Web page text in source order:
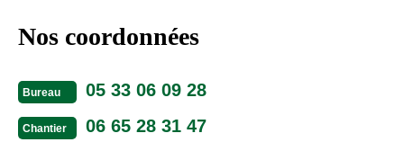
Nos coordonnées
Bureau 05 33 06 09 28
Chantier 06 65 28 31 47